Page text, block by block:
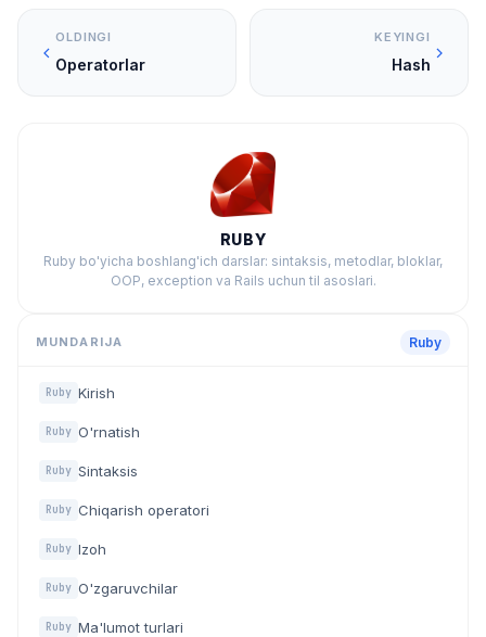
OLDINGI
Operatorlar
KEYINGI
Hash
RUBY
Ruby bo'yicha boshlang'ich darslar: sintaksis, metodlar, bloklar,
OOP, exception va Rails uchun til asoslari.
MUNDARIJA Ruby
Ruby Kirish
Ruby O'rnatish
Ruby Sintaksis
Ruby Chiqarish operatori
Ruby Izoh
Ruby O'zgaruvchilar
Ruby Ma'lumot turlari